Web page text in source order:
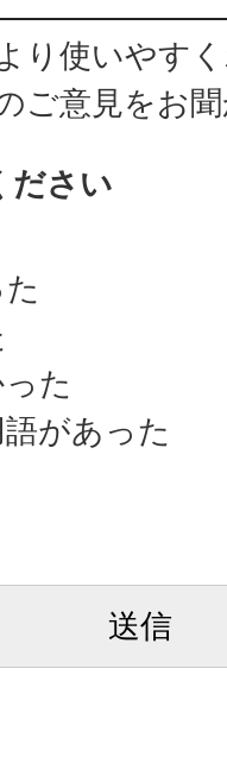
り使いやす
ご意見をお
ださい
た
があった